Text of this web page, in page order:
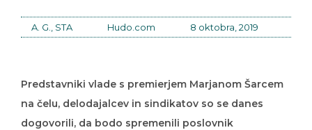
A. G., STA Hudo.com 8 oktobra, 2019
Predstavniki vlade s premierjem Marjanom Šarcem
na čelu, delodajalcev in sindikatov so se danes
dogovorili, da bodo spremenili poslovnik